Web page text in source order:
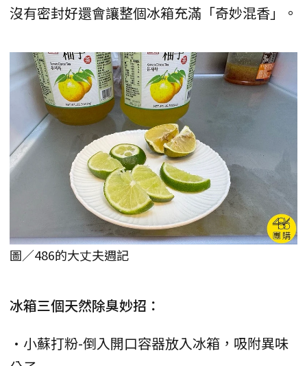
沒有密封好還會讓整個冰箱充滿「奇妙混香」。
圖／486的大丈夫週記
冰箱三個天然除臭妙招：
•小蘇打粉-倒入開口容器放入冰箱，吸附異味